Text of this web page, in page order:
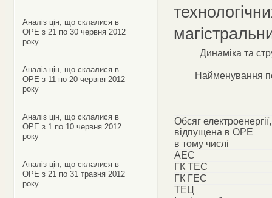
Аналіз цін, що склалися в
ОРЕ з 21 по 30 червня 2012
року
Аналіз цін, що склалися в
ОРЕ з 11 по 20 червня 2012
року
Аналіз цін, що склалися в
ОРЕ з 1 по 10 червня 2012
року
Аналіз цін, що склалися в
ОРЕ з 21 по 31 травня 2012
року
Динаміка та
Найменування
Обсяг
відпущена в ОРЕ
в тому числі
АЕС
ГК ТЕС
ГК ГЕС
ТЕЦ